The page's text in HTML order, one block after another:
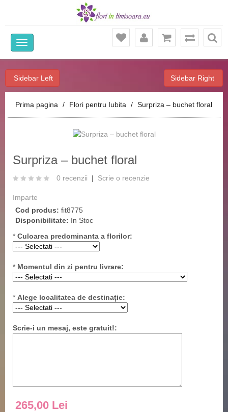
Sidebar Left Sidebar Right
Prima pagina Flori pentru Iubita Surpriza – buchet floral
‹
Surpriza – buchet floral
0 recenzii | Scrie o recenzie
Imparte
Cod produs: fit8775
Disponibilitate: In Stoc
* Culoarea predominanta a florilor:
* Momentul din zi pentru livrare:
* Alege localitatea de destinație:
Scrie-i un mesaj, este gratuit!:
265,00 Lei